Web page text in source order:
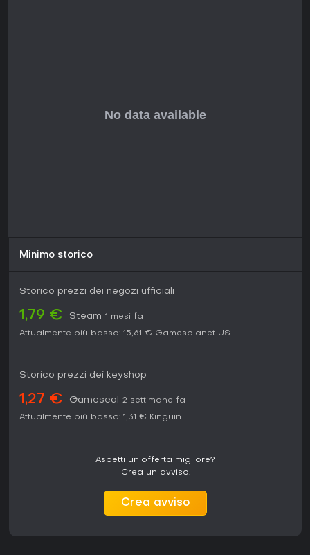
Minimo storico
Storico prezzi dei negozi ufficiali
1,79 € Steam 1 mesi fa
Attualmente più basso: 15,61 € Gamesplanet US
Storico prezzi dei keyshop
1,27 € Gameseal
2 settimane fa
Attualmente più basso: 1,31 € Kinguin
Aspetti un'offerta migliore?
Crea un avviso.
Crea avviso